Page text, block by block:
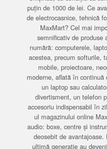
puțin de 1000 de lei. Ce
de electrocasnice, tehnică
MaxMart? Cel mai
semnificativ de produse
numără: computerele,
acestea, precum softurile,
mobile, proiectoare,
moderne, aflată în
un laptop sau
divertisment, un telefon
accesoriu indispensabil în
ul magazinului online
audio: boxe, centre și
deosebit de
ultimă generație au